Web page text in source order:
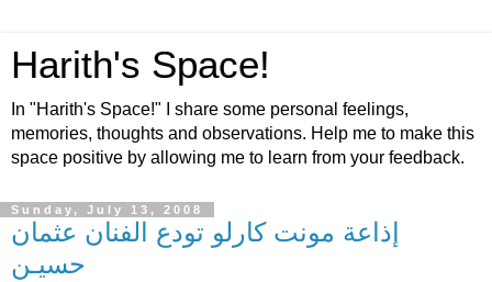
Harith's Space!
In "Harith's Space!" I share some personal feelings,
memories, thoughts and observations. Help me to make this
space positive by allowing me to learn from your feedback.
Sunday, July 13, 2008
إذاعة مونت كارلو تودع الفنان عثمان
حسيـن